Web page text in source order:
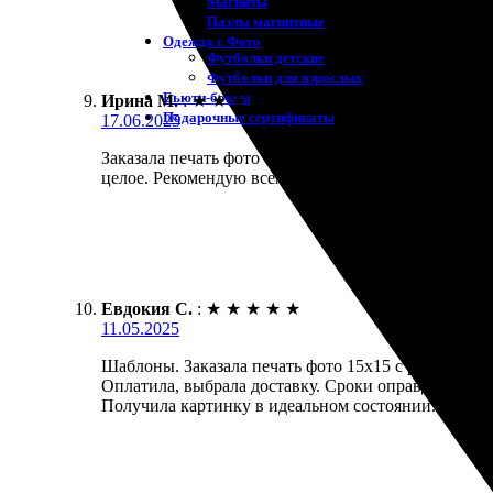
Пазлы магнитные
Одежда с Фото
Футболки детские
Футболки для взрослых
Бьюти-боксы
Подарочные сертификаты
Ирина М. : ★ ★ ★
17.06.2025
Заказала печать фото с рамкой. Все быстро и
целое. Рекомендую всем, кто хочет сохранить
Евдокия С. : ★ ★ ★ ★ ★
11.05.2025
Шаблоны. Заказала печать фото 15х15 с рамкой.
Оплатила, выбрала доставку. Сроки оправдали
Получила картинку в идеальном состоянии.